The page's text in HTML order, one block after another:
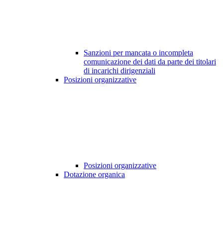
Sanzioni per mancata o incompleta
comunicazione dei dati da parte dei titolari
di incarichi dirigenziali
Posizioni organizzative
Posizioni organizzative
Dotazione organica